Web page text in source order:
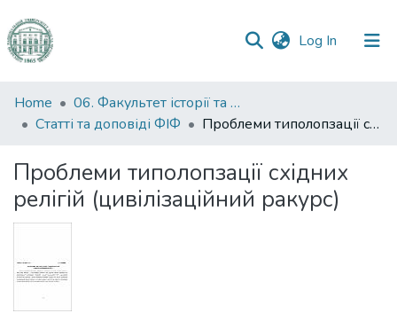
Log In (current)
Communities
&
All of DSpace
Statistics
Home
06. Факультет історії та філософії
Статті та доповіді ФІФ
Проблеми типолопзації східних релігій (цивілізаційний ракурс)
Проблеми типолопзації східних
релігій (цивілізаційний ракурс)